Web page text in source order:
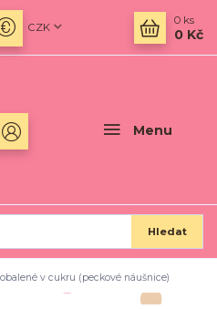
Menu
CZK
Hledat
0 ks
0 Kč
v cukru (peckové náušnice)